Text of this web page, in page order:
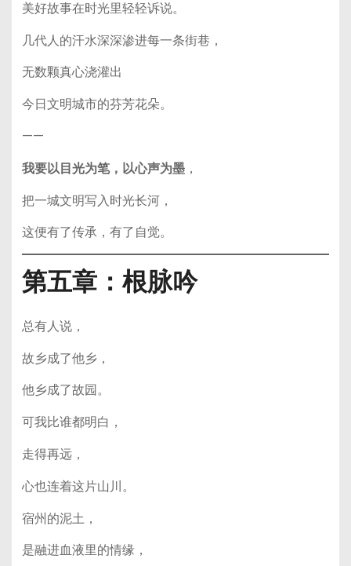
美好故事在时光里轻轻诉说。
几代人的汗水深深渗进每一条街巷，
无数颗真心浇灌出
今日文明城市的芬芳花朵。
——
我要以目光为笔，以心声为墨，
把一城文明写入时光长河，
这便有了传承，有了自觉。
第五章：根脉吟
总有人说，
故乡成了他乡，
他乡成了故园。
可我比谁都明白，
走得再远，
心也连着这片山川。
宿州的泥土，
是融进血液里的情缘，